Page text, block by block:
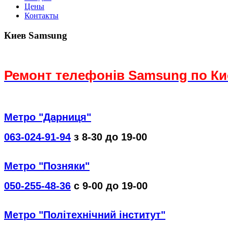
Цены
Контакты
Киев Samsung
Ремонт телефонів Samsung по
Метро "Дарниця"
063-024-91-94 з 8-30 до 19-00
Метро "Позняки"
050-255-48-36 с 9-00 до 19-00
Метро "Політехнічний інститут"